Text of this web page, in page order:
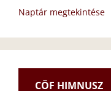
Naptár megtekintése
CÖF HIMNUSZ